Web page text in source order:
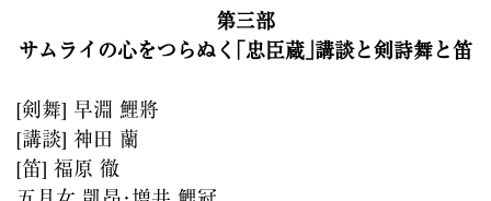
第三部
サムライの心をつらぬく｢忠臣蔵｣講談と剣詩舞と笛
[剣舞] 早淵 鯉將
[講談] 神田 蘭
[笛] 福原 徹